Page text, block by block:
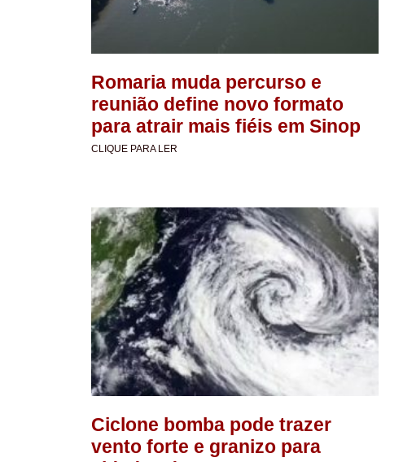
Romaria muda percurso e
reunião define novo formato
para atrair mais fiéis em Sinop
CLIQUE PARA LER
Ciclone bomba pode trazer
vento forte e granizo para